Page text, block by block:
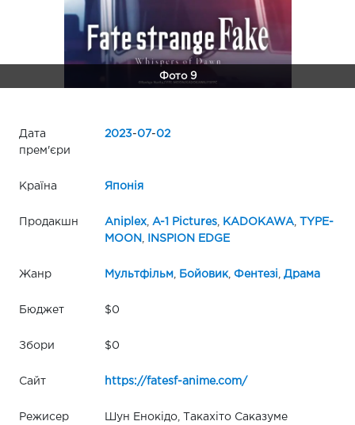
Фото 9
Дата
прем'єри
2023-07-02
Країна Японія
Продакшн Aniplex, A-1 Pictures, KADOKAWA,
TYPE-
MOON
INSPION EDGE
Жанр Мультфільм, Бойовик, Фентезі Драма
Бюджет $0
Збори $0
Сайт https://fatesf-anime.com/
Режисер Шун Енокідo, Такахіто Саказуме